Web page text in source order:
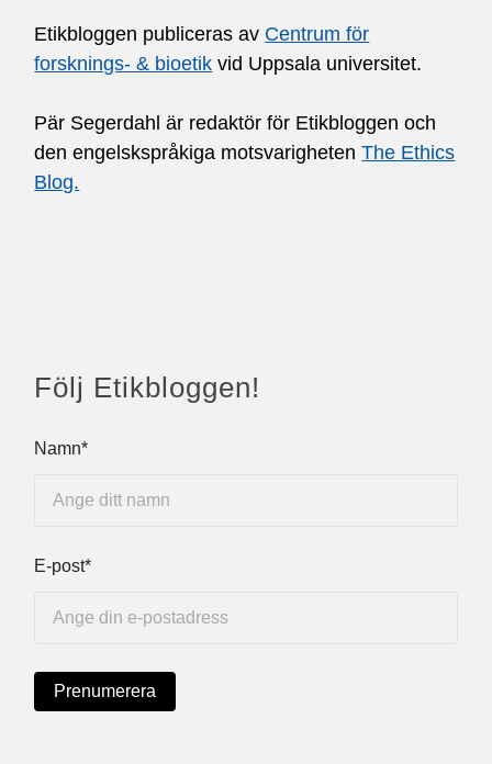
Etikbloggen publiceras av Centrum för
forsknings- & bioetik vid Uppsala universitet.
Pär Segerdahl är redaktör för Etikbloggen och
den engelskspråkiga motsvarighetenThe Ethics
Blog.
Följ Etikbloggen!
Namn*
E-post*